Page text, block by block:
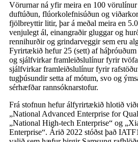
Vörurnar ná yfir meira en 100
duftúðun, flúorkolefnisúðun og
fjölbreyttir litir, þar á meðal meira en
venjulegt ál, einangraðir gluggar og
rennihurðir og grindarveggir sem eru
Fyrirtækið hefur 25 (sett) af
og sjálfvirkar framleiðslulínur fyrir
sjálfvirkar framleiðslulínur fyrir
tugþúsundir setta af mótum, svo og
sérhæfðar rannsóknarstofur.
Frá stofnun hefur álfyrirtækið hlotið
„National Advanced Enterprise for
„National High-tech Enterprise“ og
Enterprise“. Árið 2022 stóðst það